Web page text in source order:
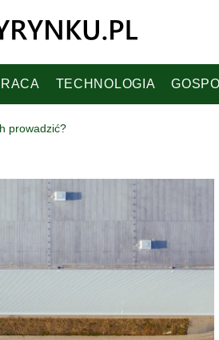
TECHNOLOGIA
prowadzić?